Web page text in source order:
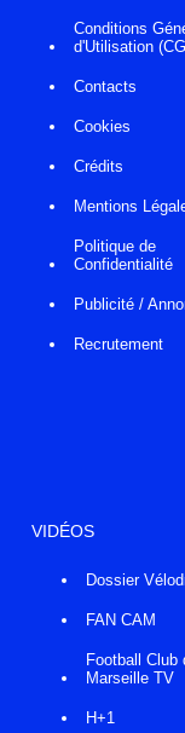
Conditions
d'Utilisation
Contacts
Cookies
Crédits
Mentions
Politique de
Confidentialité
Publicité /
Recrutement
VIDÉOS
Dossier
FAN CAM
Football Club
Marseille TV
H+1